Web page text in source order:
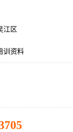
江区
训资料